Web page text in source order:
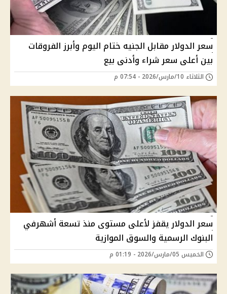
سعر الدولار مقابل الجنيه ختام اليوم وأبرز الفروقات
بين أعلى سعر شراء وأدنى بيع
الثلاثاء 10/مارس/2026 - 07:54 م
سعر الدولار يقفز لأعلى مستوى منذ تسعة أشهرفي
البنوك الرسمية والسوق الموازية
الخميس 05/مارس/2026 - 01:19 م